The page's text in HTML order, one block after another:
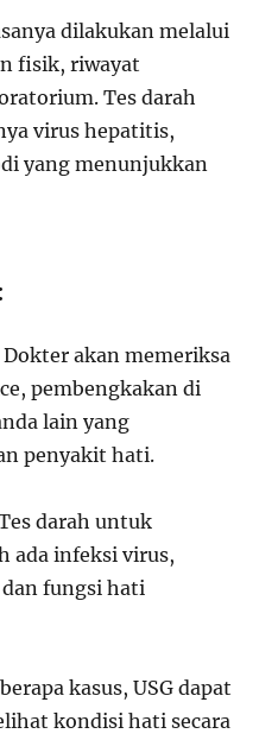
dilakukan melalui
fisik, riwayat
Tes darah
virus hepatitis,
yang menunjukkan
Dokter akan memeriksa
pembengkakan di
lain yang
penyakit hati.
darah untuk
ada infeksi virus,
fungsi hati
kasus, USG dapat
kondisi hati secara